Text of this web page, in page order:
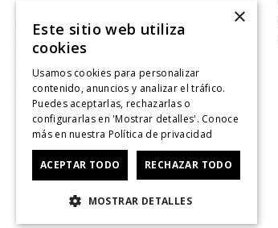
Retiro en tienda
Giftcard
CyberDay
CyberMonday
×
Este sitio web utiliza
cookies
Usamos cookies para personalizar
contenido, anuncios y analizar el tráfico.
Puedes aceptarlas, rechazarlas o
configurarlas en 'Mostrar detalles'. Conoce
más en nuestra Política de privacidad
ACEPTAR TODO RECHAZAR TODO
MOSTRAR DETALLES